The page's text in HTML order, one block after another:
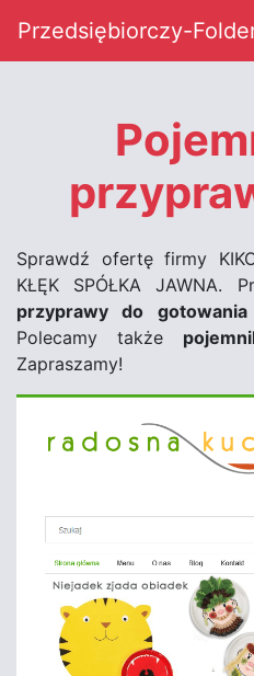
Przedsiębiorczy-
Sprawdź ofertę firmy
KŁĘK SPÓŁKA JAWNA.
przyprawy do gotowania
Polecamy także
Zapraszamy!